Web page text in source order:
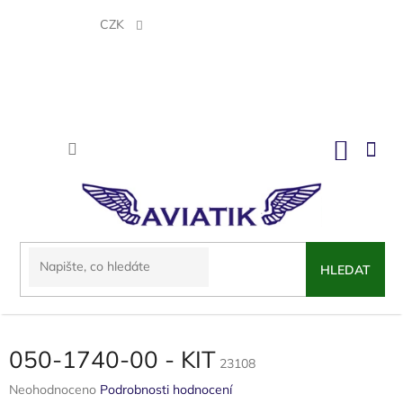
CZK
HLEDAT
050-1740-00 - KIT 23108
Průměrné
Neohodnoceno Podrobnosti hodnocení